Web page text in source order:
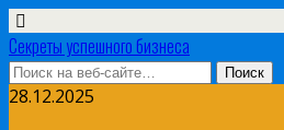
Секреты успешного бизнеса
28.12.2025